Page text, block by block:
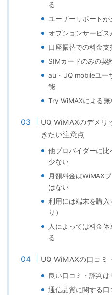
る
ユーザーサポートが
オプションサービス
口座振替での料金支
SIMカードのみの契
au・UQ mobileユー
能
Try WiMAXによる無
UQ WiMAXのデメリ
きたい注意点
他プロバイダーに
少ない
月額料金はWiMAX
はない
利用には端末を購
り）
人によっては料金
る
UQ WiMAXの口コミ
良い口コミ・評判は
通信品質に関する